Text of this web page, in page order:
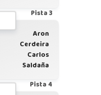
Pista 3
Aron
Cerdeira
Carlos
Saldaña
Pista 4